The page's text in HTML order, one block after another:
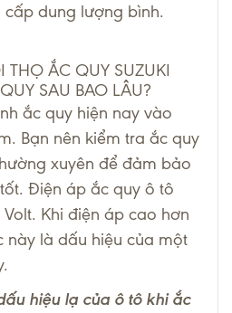
dung lượng bình.
THỌ ẮC QUY SUZUKI
SAU BAO LÂU?
ắc quy hiện nay vào
Bạn nên kiểm tra ắc quy
xuyên để đảm bảo
Điện áp ắc quy ô tô
Volt. Khi điện áp cao hơn
này là dấu hiệu của một
hiệu lạ của ô tô khi ắc